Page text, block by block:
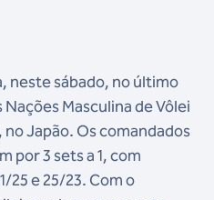
neste sábado, no último
Masculina de Vôlei
no Japão. Os comandados
por 3 sets a 1, com
25 e 25/23. Com o